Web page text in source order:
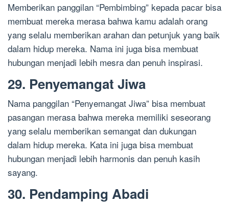
Memberikan panggilan “Pembimbing” kepada pacar bisa
membuat mereka merasa bahwa kamu adalah orang
yang selalu memberikan arahan dan petunjuk yang baik
dalam hidup mereka. Nama ini juga bisa membuat
hubungan menjadi lebih mesra dan penuh inspirasi.
29. Penyemangat Jiwa
Nama panggilan “Penyemangat Jiwa” bisa membuat
pasangan merasa bahwa mereka memiliki seseorang
yang selalu memberikan semangat dan dukungan
dalam hidup mereka. Kata ini juga bisa membuat
hubungan menjadi lebih harmonis dan penuh kasih
sayang.
30. Pendamping Abadi